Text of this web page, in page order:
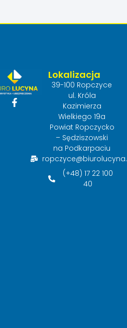
Lokalizacja
39-100 Ropczyce
ul. Króla
Kazimierza
Wielkiego 19a
Powiat Ropczycko
– Sędziszowski
na Podkarpaciu
(+48) 17 22 100
40